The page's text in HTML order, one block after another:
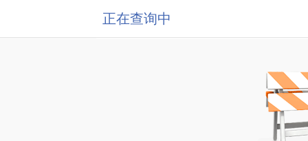
正在查询中